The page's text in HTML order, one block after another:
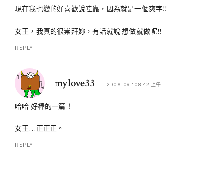
現在我也變的好喜歡說哇靠，因為就是一個爽字!!
女王，我真的很崇拜妳，有話就說 想做就做呢!!
REPLY
mylove33 2006-09-108:42 上午
哈哈 好棒的一篇！
女王…正正正。
REPLY